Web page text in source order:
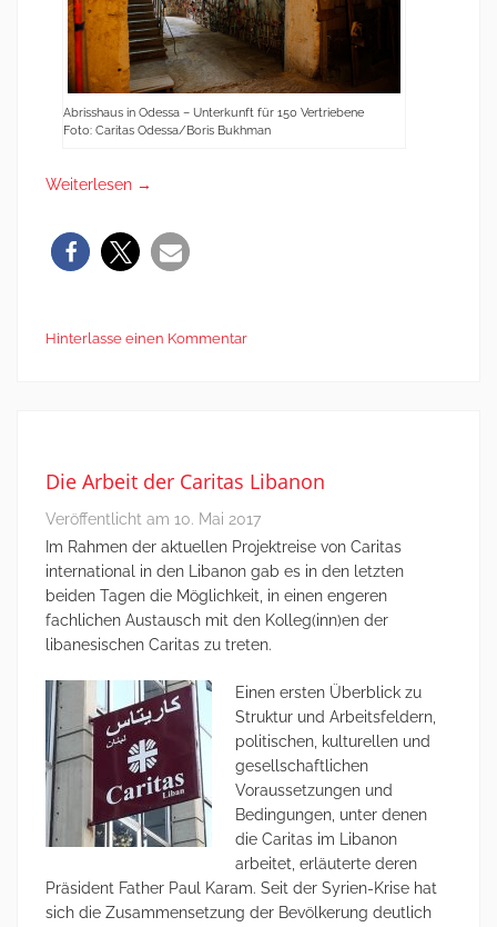
Abrisshaus in Odessa – Unterkunft für 150 Vertriebene
Foto: Caritas Odessa/Boris Bukhman
Weiterlesen →
Hinterlasse einen Kommentar
Die Arbeit der Caritas Libanon
Veröffentlicht am 10. Mai 2017
Im Rahmen der aktuellen Projektreise von Caritas
international in den Libanon gab es in den letzten
beiden Tagen die Möglichkeit, in einen engeren
fachlichen Austausch mit den Kolleg(inn)en der
libanesischen Caritas zu treten.
Einen ersten Überblick zu
Struktur und Arbeitsfeldern,
politischen, kulturellen und
gesellschaftlichen
Voraussetzungen und
Bedingungen, unter denen
die Caritas im Libanon
arbeitet, erläuterte deren
Präsident Father Paul Karam. Seit der Syrien-Krise hat
sich die Zusammensetzung der Bevölkerung deutlich